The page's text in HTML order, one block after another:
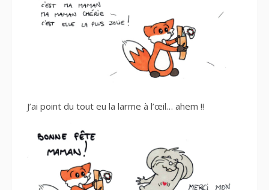
J’ai point du tout eu la larme à l’œil… ahem !!